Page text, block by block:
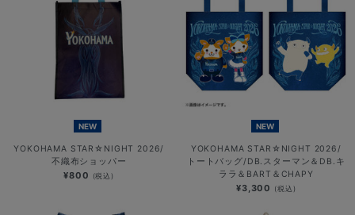
NEW
YOKOHAMA STAR☆NIGHT 2026/
不織布ショッパー
¥800 (税込)
NEW
YOKOHAMA STAR☆NIGHT 2026/
トートバッグ/DB.スターマン＆DB.キ
ララ＆BART＆CHAPY
¥3,300 (税込)